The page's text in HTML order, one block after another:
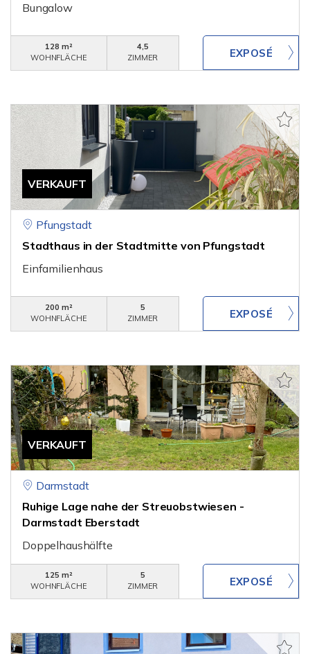
Bungalow
128 m²
WOHNFLÄCHE
4,5
ZIMMER
VERKAUFT
Pfungstadt
Stadthaus in der Stadtmitte von Pfungstadt
Einfamilienhaus
200 m²
WOHNFLÄCHE
5
ZIMMER
VERKAUFT
Darmstadt
Ruhige Lage nahe der Streuobstwiesen -
Darmstadt Eberstadt
Doppelhaushälfte
125 m²
WOHNFLÄCHE
5
ZIMMER